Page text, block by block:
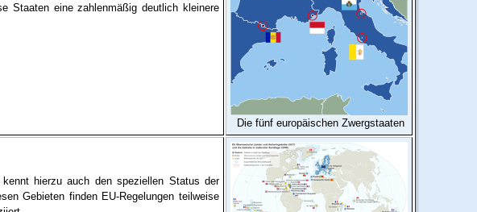
Staaten eine zahlenmäßig deutlich kleinere
Die fünf europäischen Zwergstaaten
hierzu auch den speziellen Status der
Gebieten finden EU-Regelungen teilweise